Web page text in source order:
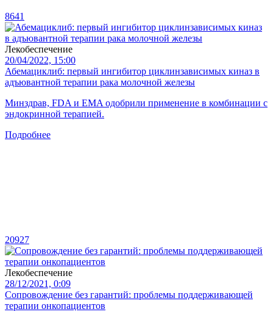
8641
Лекобеспечение
20/04/2022, 15:00
Абемациклиб: первый ингибитор циклинзависимых киназ в
адъювантной терапии рака молочной железы
Минздрав, FDA и EMA одобрили применение в комбинации с
эндокринной терапией.
Подробнее
20927
Лекобеспечение
28/12/2021, 0:09
Сопровождение без гарантий: проблемы поддерживающей
терапии онкопациентов